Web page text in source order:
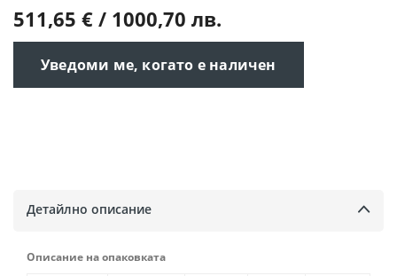
511,65 € / 1000,70 лв.
Уведоми ме, когато е наличен
Детайлно описание
Описание на опаковката